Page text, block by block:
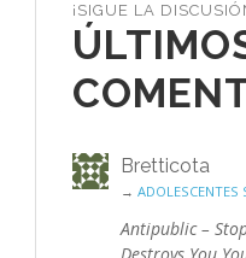
¡SIGUE LA
Bretticota
→ ADOLESCENTES
Antipublic –